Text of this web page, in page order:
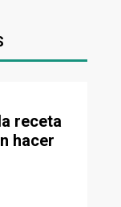
receta
hacer